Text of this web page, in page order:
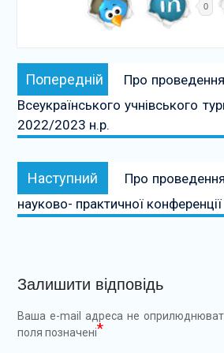
0
Навігація
записів
Попередній Попередній:
Про
Всеукраїнського учнівського
2022/2023 н.р.
Наступний Наступний:
Про
науково- практичної конференції
Залишити відповідь
Ваша e-mail адреса не
поля позначені*